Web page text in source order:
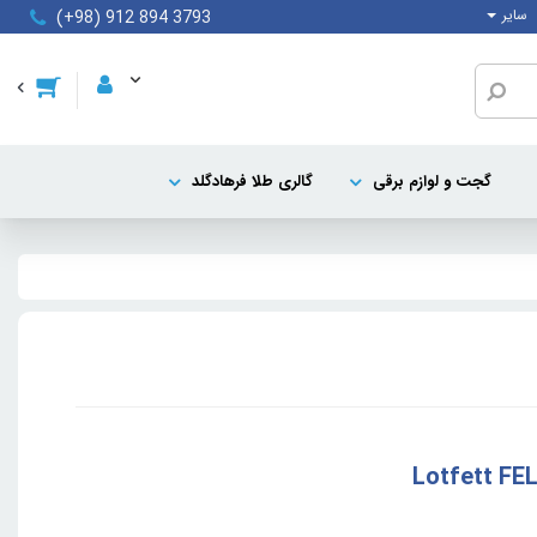
سایر (+98) 912 894 3793
گجت و لوازم برقی گالری طلا فرهادگلد